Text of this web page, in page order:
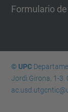
Formulario
© UPC
Jordi Girona, 1-3.